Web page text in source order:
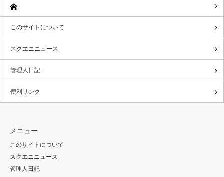
このサイトについて
スクエニニュース
管理人日記
便利リンク
メニュー
このサイトについて
スクエニニュース
管理人日記